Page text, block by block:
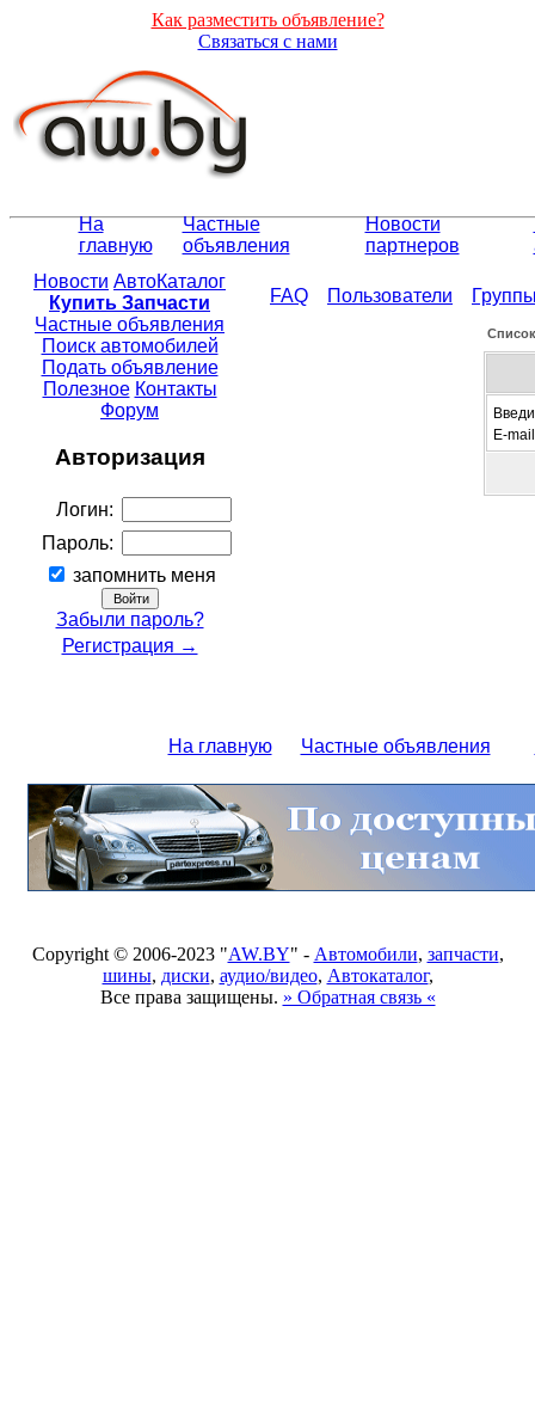
Как разместить объявление?
Связаться с нами
На
главную
Частные
объявления
Новости
партнеров
Новости АвтоКаталог
Купить Запчасти
Частные объявления
Поиск автомобилей
Подать объявление
Полезное Контакты
Форум
Авторизация
Логин:
Пароль:
запомнить меня
Забыли пароль?
Регистрация →
FAQ Пользователи
E-
На главную Частные объявления
Copyright © 2006-2023 "AW.BY" - Автомобили, запчасти,
шины, диски, аудио/видео, Автокаталог,
Все права защищены. » Обратная связь «